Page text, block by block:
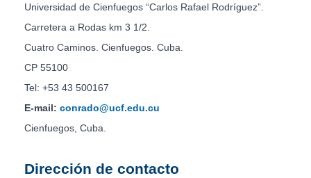
Universidad de Cienfuegos “Carlos Rafael Rodríguez”.
Carretera a Rodas km 3 1/2.
Cuatro Caminos. Cienfuegos. Cuba.
CP 55100
Tel: +53 43 500167
E-mail: conrado@ucf.edu.cu
Cienfuegos, Cuba.
Dirección de contacto